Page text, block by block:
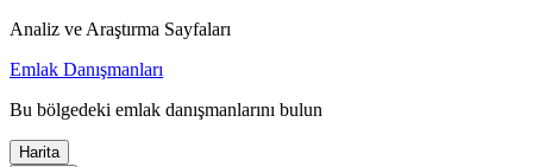
Analiz ve Araştırma Sayfaları
Emlak Danışmanları
Bu bölgedeki emlak danışmanlarını bulun
Harita